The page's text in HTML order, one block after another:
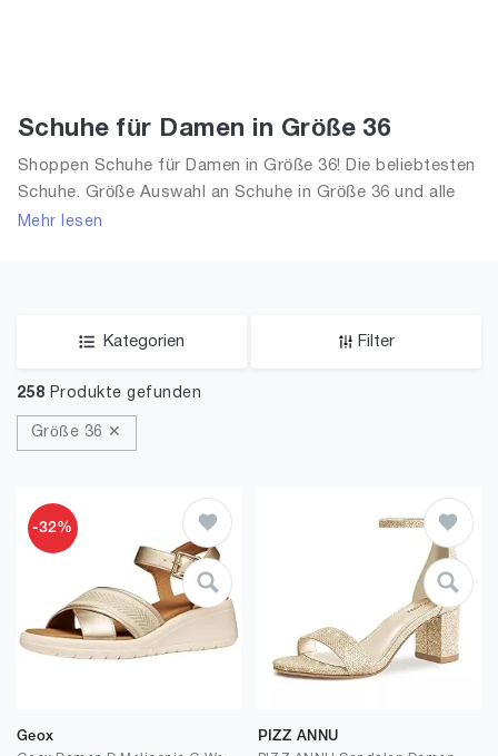
Schuhe für Damen in Größe 36
Shoppen Schuhe für Damen in Größe 36! Die beliebtesten
Schuhe. Größe Auswahl an Schuhe in Größe 36 und alle
Trends aus 2026 für Frauen!
Mehr lesen
Kategorien Filter
258 Produkte gefunden
Größe 36 ✕
-32%
Geox
PIZZ ANNU